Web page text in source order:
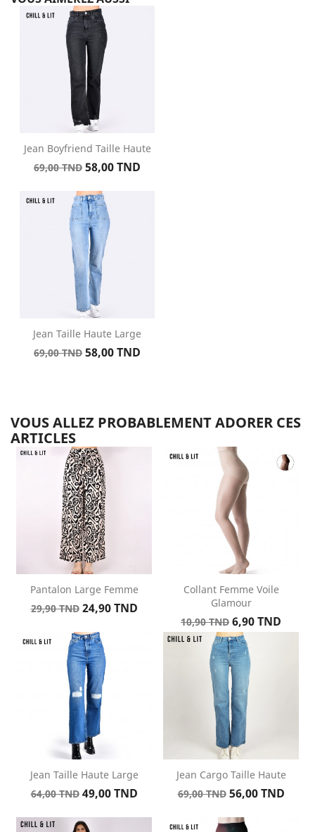
Jean Boyfriend Taille Haute
Prix
base
69,00 TND Prix
58,00 TND
Jean Taille Haute Large
Prix
69,00 TND Prix
58,00 TND
VOUS ALLEZ PROBABLEMENT ADORER CES
ARTICLES
Pantalon Large Femme
Prix
base
29,90 TND Prix
24,90 TND
Collant Femme Voile
Glamour
Prix
de
10,90 TND Prix
6,90 TND
Jean Taille Haute Large
Prix
base
64,00 TND Prix
49,00 TND
Jean Cargo Taille Haute
Prix
base
69,00 TND Prix
56,00 TND